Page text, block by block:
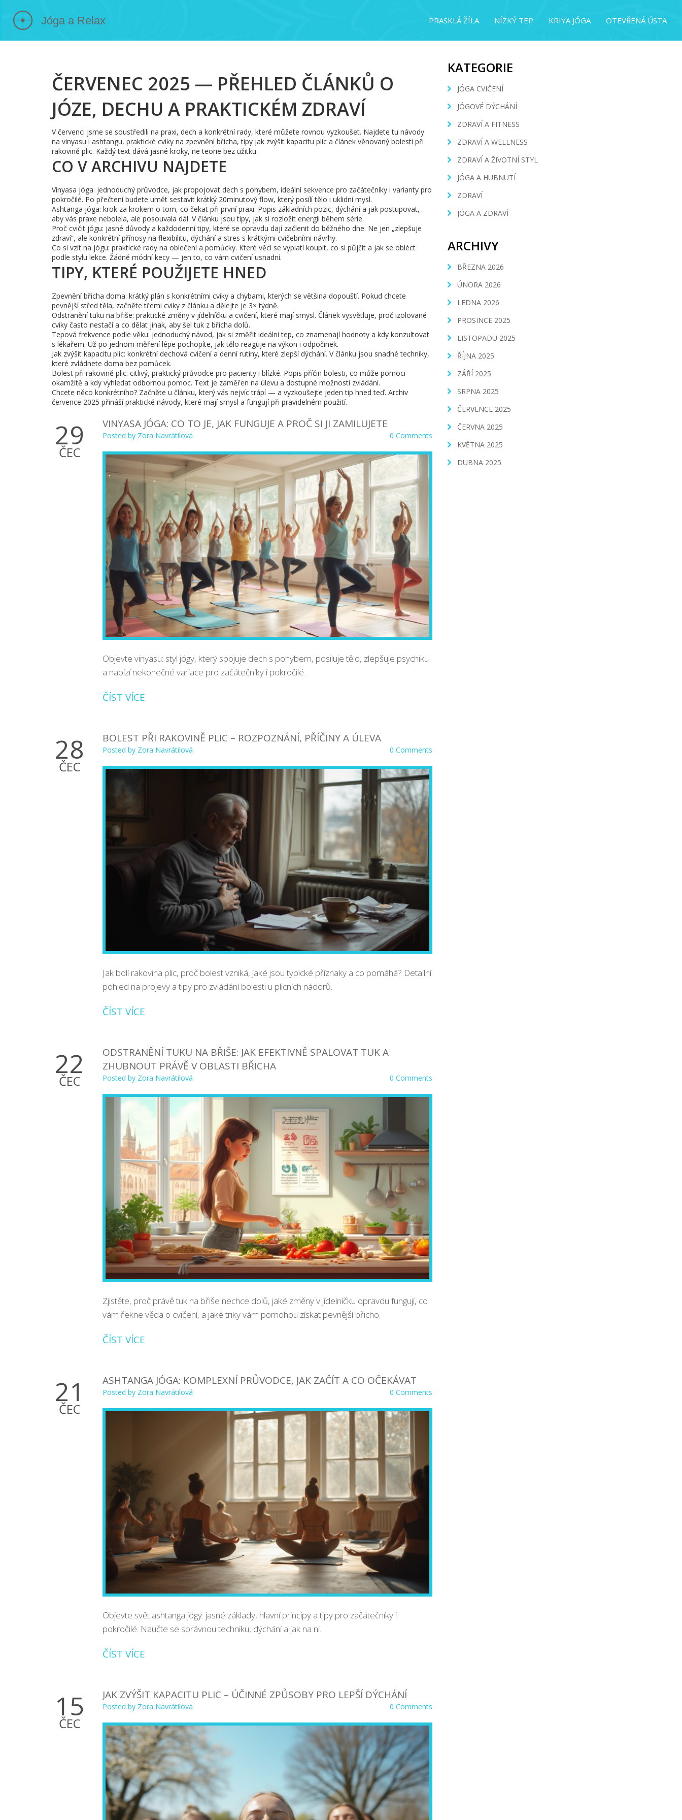
PRASKLÁ ŽÍLA NÍZKÝ TEP KRIYA JÓGA OTEVŘENÁ ÚSTA
ČERVENEC 2025 — PŘEHLED ČLÁNKŮ O
JÓZE, DECHU A PRAKTICKÉM ZDRAVÍ
V červenci jsme se soustředili na praxi, dech a konkrétní rady, které můžete rovnou vyzkoušet. Najdete tu návody
na vinyasu i ashtangu, praktické cviky na zpevnění břicha, tipy jak zvýšit kapacitu plic a článek věnovaný bolesti při
rakovině plic. Každý text dává jasné kroky, ne teorie bez užitku.
CO V ARCHIVU NAJDETE
Vinyasa jóga: jednoduchý průvodce, jak propojovat dech s pohybem, ideální sekvence pro začátečníky i varianty pro
pokročilé. Po přečtení budete umět sestavit krátký 20minutový flow, který posílí tělo i uklidní mysl.
Ashtanga jóga: krok za krokem o tom, co čekat při první praxi. Popis základních pozic, dýchání a jak postupovat,
aby vás praxe nebolela, ale posouvala dál. V článku jsou tipy, jak si rozložit energii během série.
Proč cvičit jógu: jasné důvody a každodenní tipy, které se opravdu dají začlenit do běžného dne. Ne jen „zlepšuje
zdraví“, ale konkrétní přínosy na flexibilitu, dýchání a stres s krátkými cvičebními návrhy.
Co si vzít na jógu: praktické rady na oblečení a pomůcky. Které věci se vyplatí koupit, co si půjčit a jak se obléct
podle stylu lekce. Žádné módní kecy — jen to, co vám cvičení usnadní.
TIPY, KTERÉ POUŽIJETE HNED
Zpevnění břicha doma: krátký plán s konkrétními cviky a chybami, kterých se většina dopouští. Pokud chcete
pevnější střed těla, začněte třemi cviky z článku a dělejte je 3× týdně.
Odstranění tuku na břiše: praktické změny v jídelníčku a cvičení, které mají smysl. Článek vysvětluje, proč izolované
cviky často nestačí a co dělat jinak, aby šel tuk z břicha dolů.
Tepová frekvence podle věku: jednoduchý návod, jak si změřit ideální tep, co znamenají hodnoty a kdy konzultovat
s lékařem. Už po jednom měření lépe pochopíte, jak tělo reaguje na výkon i odpočinek.
Jak zvýšit kapacitu plic: konkrétní dechová cvičení a denní rutiny, které zlepší dýchání. V článku jsou snadné techniky,
které zvládnete doma bez pomůcek.
Bolest při rakovině plic: citlivý, praktický průvodce pro pacienty i blízké. Popis příčin bolesti, co může pomoci
okamžitě a kdy vyhledat odbornou pomoc. Text je zaměřen na úlevu a dostupné možnosti zvládání.
Chcete něco konkrétního? Začněte u článku, který vás nejvíc trápí — a vyzkoušejte jeden tip hned teď. Archiv
července 2025 přináší praktické návody, které mají smysl a fungují při pravidelném použití.
29
ČEC
VINYASA JÓGA: CO TO JE, JAK FUNGUJE A PROČ SI JI ZAMILUJETE
Posted by Zora Navrátilová 0 Comments
Objevte vinyasu: styl jógy, který spojuje dech s pohybem, posiluje tělo, zlepšuje psychiku
a nabízí nekonečné variace pro začátečníky i pokročilé.
ČÍST VÍCE
28
ČEC
BOLEST PŘI RAKOVINĚ PLIC – ROZPOZNÁNÍ, PŘÍČINY A ÚLEVA
Posted by Zora Navrátilová 0 Comments
Jak bolí rakovina plic, proč bolest vzniká, jaké jsou typické příznaky a co pomáhá? Detailní
pohled na projevy a tipy pro zvládání bolesti u plicních nádorů.
ČÍST VÍCE
22
ČEC
ODSTRANĚNÍ TUKU NA BŘIŠE: JAK EFEKTIVNĚ SPALOVAT TUK A
ZHUBNOUT PRÁVĚ V OBLASTI BŘICHA
Posted by Zora Navrátilová 0 Comments
Zjistěte, proč právě tuk na břiše nechce dolů, jaké změny v jídelníčku opravdu fungují, co
vám řekne věda o cvičení, a jaké triky vám pomohou získat pevnější břicho.
ČÍST VÍCE
21
ČEC
ASHTANGA JÓGA: KOMPLEXNÍ PRŮVODCE, JAK ZAČÍT A CO OČEKÁVAT
Posted by Zora Navrátilová 0 Comments
Objevte svět ashtanga jógy: jasné základy, hlavní principy a tipy pro začátečníky i
pokročilé. Naučte se správnou techniku, dýchání a jak na ni.
ČÍST VÍCE
15
ČEC
JAK ZVÝŠIT KAPACITU PLIC – ÚČINNÉ ZPŮSOBY PRO LEPŠÍ DÝCHÁNÍ
Posted by Zora Navrátilová 0 Comments
KATEGORIE
JÓGA CVIČENÍ
JÓGOVÉ DÝCHÁNÍ
ZDRAVÍ A FITNESS
ZDRAVÍ A WELLNESS
ZDRAVÍ A ŽIVOTNÍ STYL
JÓGA A HUBNUTÍ
ZDRAVÍ
JÓGA A ZDRAVÍ
ARCHIVY
BŘEZNA 2026
ÚNORA 2026
LEDNA 2026
PROSINCE 2025
LISTOPADU 2025
ŘÍJNA 2025
ZÁŘÍ 2025
SRPNA 2025
ČERVENCE 2025
ČERVNA 2025
KVĚTNA 2025
DUBNA 2025